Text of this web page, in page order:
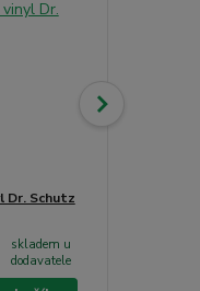
Dr. Schutz
skladem u
dodavatele